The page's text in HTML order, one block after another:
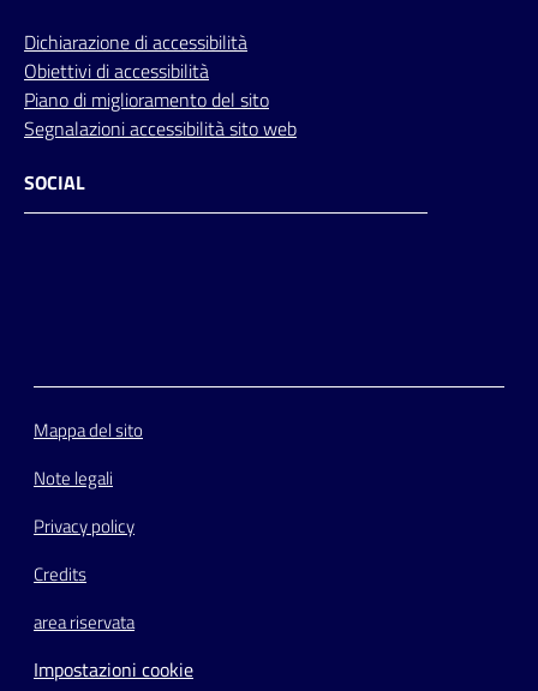
Dichiarazione di accessibilità
Obiettivi di accessibilità
Piano di miglioramento del sito
Segnalazioni accessibilità sito web
SOCIAL
Mappa del sito
Note legali
Privacy policy
Credits
area riservata
Impostazioni cookie